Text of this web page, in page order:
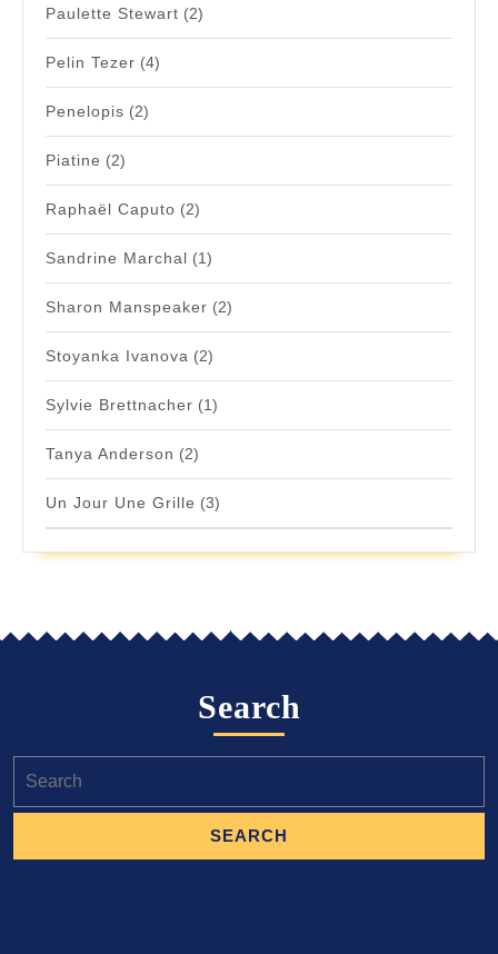
Paulette Stewart (2)
Pelin Tezer (4)
Penelopis (2)
Piatine (2)
Raphaël Caputo (2)
Sandrine Marchal (1)
Sharon Manspeaker (2)
Stoyanka Ivanova (2)
Sylvie Brettnacher (1)
Tanya Anderson (2)
Un Jour Une Grille (3)
Search
for: